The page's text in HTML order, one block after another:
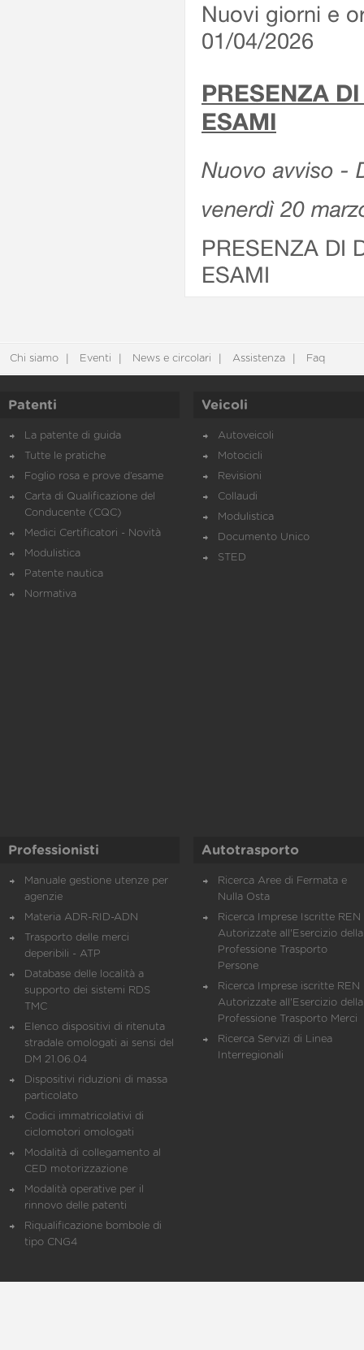
Nuovi giorni e
01/04/2026
PRESENZA
ESAMI
Nuovo avviso -
venerdì 20
PRESENZA DI
ESAMI
Chi siamo Eventi News e circolari Assistenza Faq
Patenti
La patente di guida
Tutte le pratiche
Foglio rosa e prove d’esame
Carta di Qualificazione del
Conducente (CQC)
Medici Certificatori - Novità
Modulistica
Patente nautica
Normativa
Veicoli
Autoveicoli
Motocicli
Revisioni
Collaudi
Modulistica
Documento Unico
STED
Professionisti
Manuale gestione utenze per
agenzie
Materia ADR-RID-ADN
Trasporto delle merci
deperibili - ATP
Database delle località a
supporto dei sistemi RDS
TMC
Elenco dispositivi di ritenuta
stradale omologati ai sensi del
DM 21.06.04
Dispositivi riduzioni di massa
particolato
Codici immatricolativi di
ciclomotori omologati
Modalità di collegamento al
CED motorizzazione
Modalità operative per il
rinnovo delle patenti
Riqualificazione bombole di
tipo CNG4
Autotrasporto
Ricerca Aree di Fermata e
Nulla Osta
Ricerca Imprese Iscritte REN
Autorizzate all'Esercizio della
Professione Trasporto
Persone
Ricerca Imprese iscritte REN
Autorizzate all'Esercizio della
Professione Trasporto Merci
Ricerca Servizi di Linea
Interregionali